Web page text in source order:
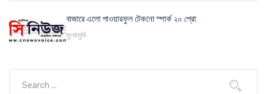
বাজারে এলো পাওয়ারফুল টেকনো স্পার্ক ২০ প্রো
মুখোমুখি